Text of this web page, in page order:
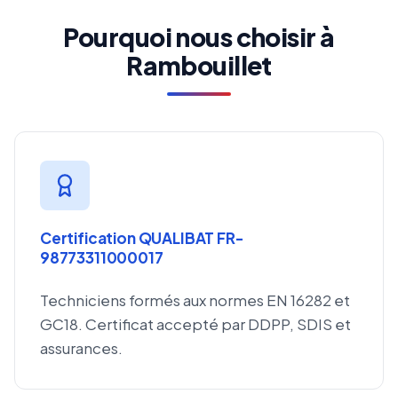
Pourquoi nous choisir à
Rambouillet
Certification QUALIBAT FR-
98773311000017
Techniciens formés aux normes EN 16282 et
GC18. Certificat accepté par DDPP, SDIS et
assurances.